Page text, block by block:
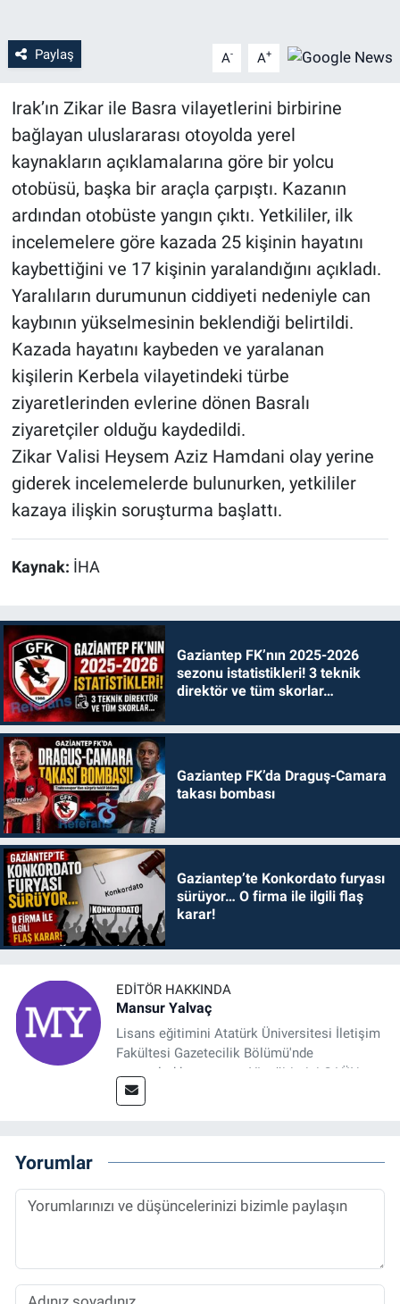
Paylaş A- A+
Irak’ın Zikar ile Basra vilayetlerini birbirine
bağlayan uluslararası otoyolda yerel
kaynakların açıklamalarına göre bir yolcu
otobüsü, başka bir araçla çarpıştı. Kazanın
ardından otobüste yangın çıktı. Yetkililer, ilk
incelemelere göre kazada 25 kişinin hayatını
kaybettiğini ve 17 kişinin yaralandığını açıkladı.
Yaralıların durumunun ciddiyeti nedeniyle can
kaybının yükselmesinin beklendiği belirtildi.
Kazada hayatını kaybeden ve yaralanan
kişilerin Kerbela vilayetindeki türbe
ziyaretlerinden evlerine dönen Basralı
ziyaretçiler olduğu kaydedildi.
Zikar Valisi Heysem Aziz Hamdani olay yerine
giderek incelemelerde bulunurken, yetkililer
kazaya ilişkin soruşturma başlattı.
Kaynak: İHA
Gaziantep FK’nın 2025-2026
sezonu istatistikleri! 3 teknik
direktör ve tüm skorlar…
Gaziantep FK’da Draguş-Camara
takası bombası
Gaziantep’te Konkordato furyası
sürüyor… O firma ile ilgili flaş
karar!
EDITÖR HAKKINDA
Mansur Yalvaç
Lisans eğitimini Atatürk Üniversitesi İletişim
Fakültesi Gazetecilik Bölümü'nde
tamamladıktan sonra, YL eğitimini GAÜN
Sosyal Bilimler Enstitüsü'nde İletişim ve T. D.
Spor, Sağlık ve Ekonomi Editörü olarak
sürdürmektedir.
Yorumlar